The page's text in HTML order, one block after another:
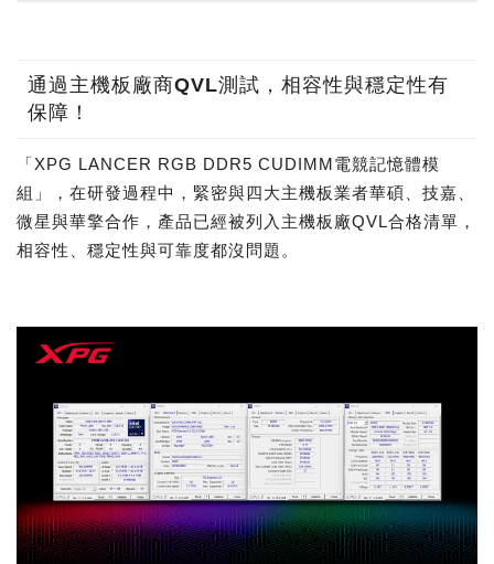
通過主機板廠商QVL測試，相容性與穩定性有
保障！
「XPG LANCER RGB DDR5 CUDIMM電競記憶體模
組」，在研發過程中，緊密與四大主機板業者華碩、技嘉、
微星與華擎合作，產品已經被列入主機板廠QVL合格清單，
相容性、穩定性與可靠度都沒問題。